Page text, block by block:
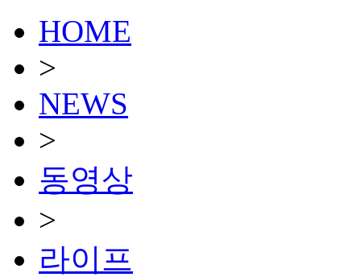
HOME
>
NEWS
>
동영상
>
라이프